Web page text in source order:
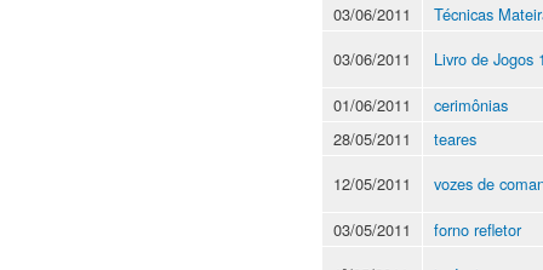
03/06/2011
Técnicas
03/06/2011
Livro de Jogos
01/06/2011
cerimônias
28/05/2011
teares
12/05/2011
vozes de
03/05/2011
forno refletor